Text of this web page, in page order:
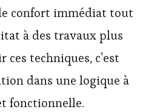
confort immédiat tout
à des travaux plus
ces techniques, c’est
dans une logique à
fonctionnelle.